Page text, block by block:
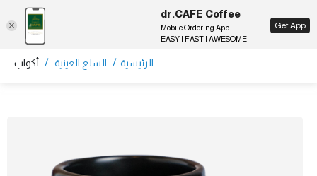
EN
الرئيسية / السلع العينية / أكواب
dr.CAFE Coffee
Mobile Ordering App
EASY | FAST | AWESOME
Get App